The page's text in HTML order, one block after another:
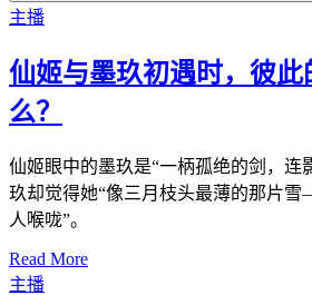
主播
仙姬与墨玖初遇时，彼
么？
仙姬眼中的墨玖是“一柄孤绝的剑，连
玖却觉得她“像三月枝头最薄的那片
人喉咙”。
Read More
主播